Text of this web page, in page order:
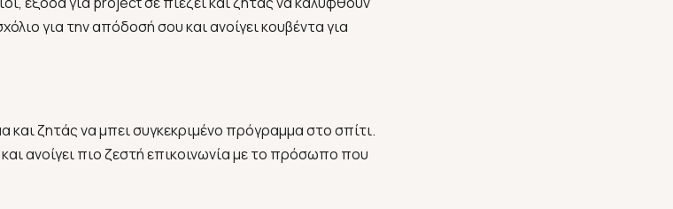
για την απόδοσή σου και ανοίγει κουβέντα για
και ζητάς να μπει συγκεκριμένο πρόγραμμα στο σπίτι.
ανοίγει πιο ζεστή επικοινωνία με το πρόσωπο που